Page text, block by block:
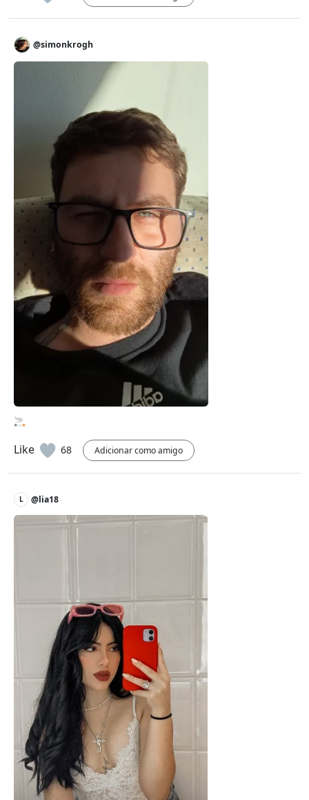
@simonkrogh
🚬
Like 68 Adicionar como amigo
L @lia18